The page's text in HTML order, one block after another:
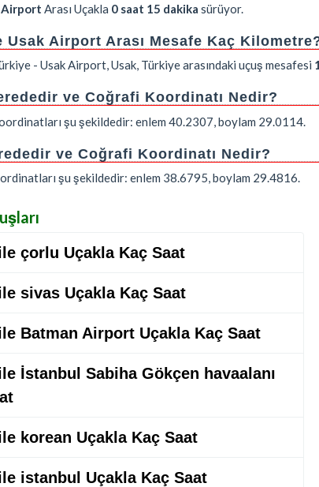
Airport Arası Uçakla 0 saat 15 dakika sürüyor.
Airport Arası Mesafe Kaç
- Usak Airport, Usak, Türkiye arasındaki uçuş mesafesi
ve Coğrafi Koordinatı Nedir?
şu şekildedir: enlem 40.2307, boylam 29.0114.
ve Coğrafi Koordinatı Nedir?
şu şekildedir: enlem 38.6795, boylam 29.4816.
çorlu Uçakla Kaç Saat
sivas Uçakla Kaç Saat
Batman Airport Uçakla Kaç Saat
İstanbul Sabiha Gökçen havaalanı
korean Uçakla Kaç Saat
istanbul Uçakla Kaç Saat